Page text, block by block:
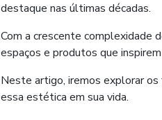
destaque nas últimas décadas.
Com a crescente complexidade
espaços e produtos que
Neste artigo, iremos explorar os
essa estética em sua vida.